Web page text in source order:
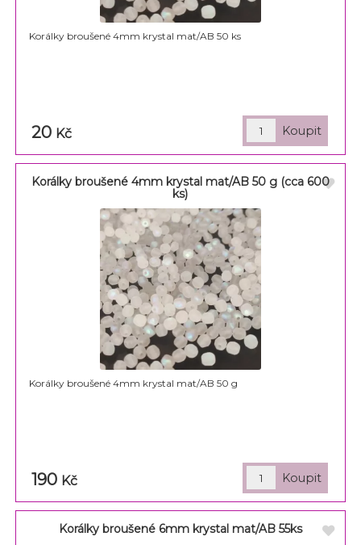
Korálky broušené 4mm krystal mat/AB 50 ks
20 Kč
Korálky broušené 4mm krystal mat/AB 50 g (cca 600
ks)
Korálky broušené 4mm krystal mat/AB 50 g
190 Kč
Korálky broušené 6mm krystal mat/AB 55ks